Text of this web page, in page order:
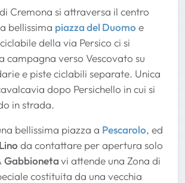
Cremona si attraversa il centro
bellissima piazza del Duomo e
della via Persico ci si
campagna verso Vescovato su
e piste ciclabili separate. Unica
dopo Persichello in cui si
in strada.
bellissima piazza a Pescarolo, ed
da contattare per apertura solo
Gabbionetavi attende una Zona di
costituita da una vecchia